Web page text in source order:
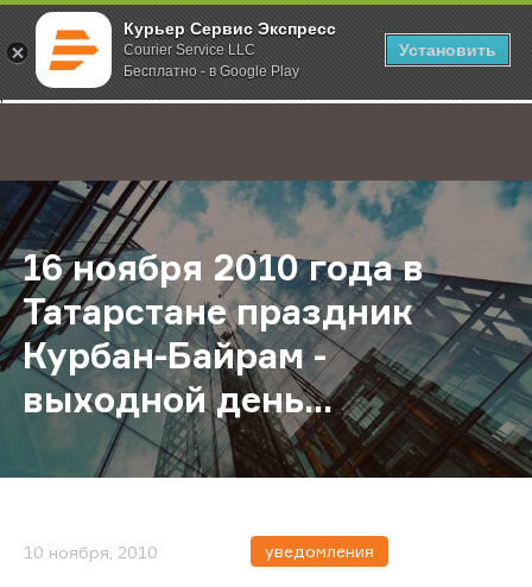
Курьер Сервис Экспресс
Courier Service LLC
Бесплатно - в Google Play
Установить
;
Главная О компании Новости 16 ноября 2010 года в
16 ноября 2010 года в
Татарстане праздник
Курбан-Байрам -
выходной день...
10 ноября, 2010 уведомления